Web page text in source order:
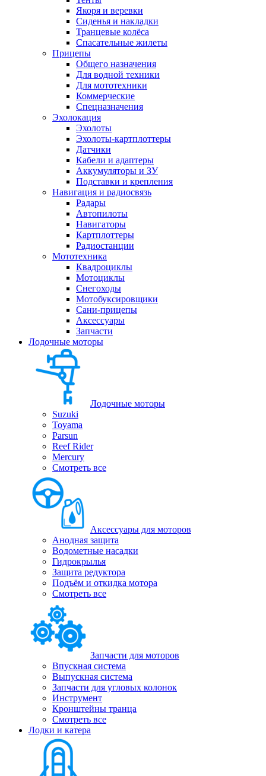
Якоря и веревки
Сиденья и накладки
Транцевые колёса
Спасательные жилеты
Прицепы
Общего назначения
Для водной техники
Для мототехники
Коммерческие
Спецназначения
Эхолокация
Эхолоты
Эхолоты-картплоттеры
Датчики
Кабели и адаптеры
Аккумуляторы и ЗУ
Подставки и крепления
Навигация и радиосвязь
Радары
Автопилоты
Навигаторы
Картплоттеры
Радиостанции
Мототехника
Квадроциклы
Мотоциклы
Снегоходы
Мотобуксировщики
Сани-прицепы
Аксессуары
Запчасти
Лодочные моторы
Лодочные моторы
Suzuki
Toyama
Parsun
Reef Rider
Mercury
Смотреть все
Аксессуары для моторов
Анодная защита
Водометные насадки
Гидрокрылья
Защита редуктора
Подъём и откидка мотора
Смотреть все
Запчасти для моторов
Впускная система
Выпускная система
Запчасти для угловых колонок
Инструмент
Кронштейны транца
Смотреть все
Лодки и катера